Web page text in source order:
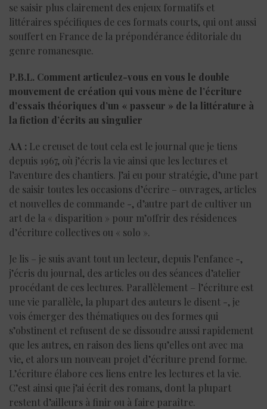
se saisir plus clairement des enjeux formatifs et
littéraires spécifiques de ces formats courts, qui ont aussi
souffert en France de la prépondérance éditoriale du
genre romanesque.
P.B.L. Comment articulez-vous en vous le double
mouvement de création qui vous mène de l’écriture
d’essais théoriques d’un « passeur » de la littérature à
la fiction d’écrits au singulier
AA : Le creuset de tout cela est le journal que je tiens
depuis 1967, où j’écris la vie ainsi que les lectures et
l’aventure des chantiers. J’ai eu pour stratégie, d’une part
de saisir toutes les occasions d’écrire – ouvrages, articles
et nouvelles de commande -, d’autre part de cultiver un
art de la « disparition » pour m’offrir des résidences
d’écriture collectives ou « solo ».
Je lis – je suis avant tout un lecteur, depuis l’enfance -,
j’écris du journal, des articles ou des séances d’atelier
procédant de ces lectures. Parallèlement – l’écriture est
une vie parallèle, la plupart des auteurs le disent -, je
vois émerger des thématiques ou des formes qui
s’obstinent et refusent de se dissoudre aussi rapidement
que les autres, en raison des liens qu’elles ont avec ma
vie, et alors un nouveau projet d’écriture prend forme.
L’écriture élabore ces liens entre les lectures et la vie.
C’est ainsi que j’ai écrit des romans, dont la plupart
restent d’ailleurs à finir ou à faire paraître.